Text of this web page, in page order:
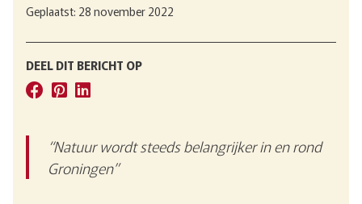
Geplaatst: 28 november 2022
DEEL DIT BERICHT OP
“Natuur wordt steeds belangrijker in en rond
Groningen”